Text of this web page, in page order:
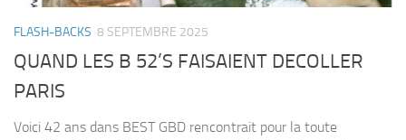
FLASH-BACKS 8 SEPTEMBRE 2025
QUAND LES B 52’S FAISAIENT DECOLLER
PARIS
Voici 42 ans dans BEST GBD rencontrait pour la toute